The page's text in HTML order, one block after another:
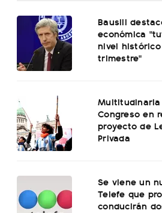
Bausili
económica
nivel
trimestre"
Congreso en
proyecto de
Privada
Se viene un
Telefe que
conducirán